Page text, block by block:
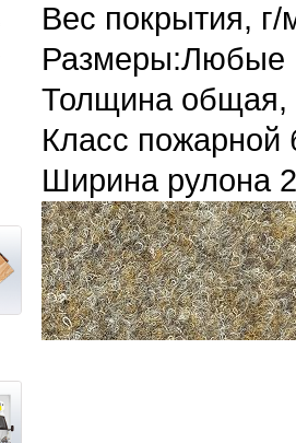
Вес покрытия, г/
Размеры:Любые
Толщина
Класс пожарной
Ширина рулона